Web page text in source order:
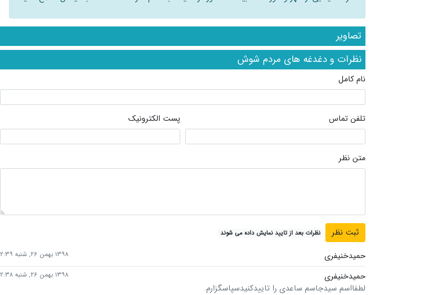
تصاویر
نظرات و دغدغه های مردم شوش
نام کامل
تلفن تماس پست الکترونیک
متن نظر
نظرات بعد از تایید نمایش داده می شوند
حمیدخنیفری ۱۳۹۸ بهمن ۲۶, شنبه ۲:۳۹
حمیدخنیفری ۱۳۹۸ بهمن ۲۶, شنبه ۲:۳۸
لطفااسم سیدجاسم ساعدی را تاییدکنیدسپاسگزارم.